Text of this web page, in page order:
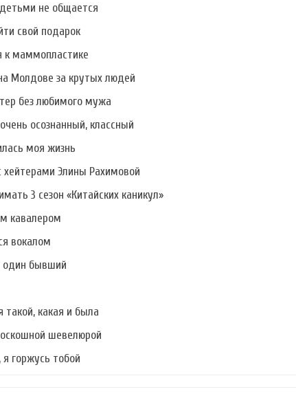
не общается
свой подарок
к маммопластике
Молдове за крутых людей
без любимого мужа
осознанный, классный
моя жизнь
хейтерами Элины Рахимовой
3 сезон «Китайских каникул»
кавалером
вокалом
один бывший
такой, какая и была
шевелюрой
я горжусь тобой